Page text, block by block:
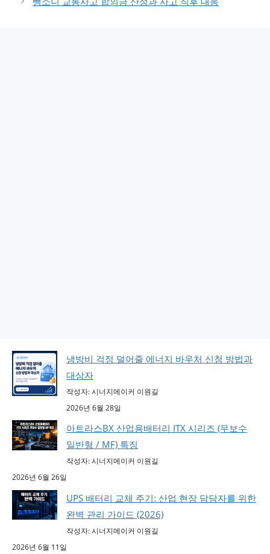
냉방비 걱정 덜어줄 에너지 바우처 신청 방법과
대상자
작성자: 시너지메이커 이원길
2026년 6월 28일
아트라스BX 산업용배터리 ITX 시리즈 (무보수
일반형 / MF) 특징
작성자: 시너지메이커 이원길
2026년 6월 26일
UPS 배터리 교체 주기: 산업 현장 담당자를 위한
완벽 관리 가이드 (2026)
작성자: 시너지메이커 이원길
2026년 6월 11일